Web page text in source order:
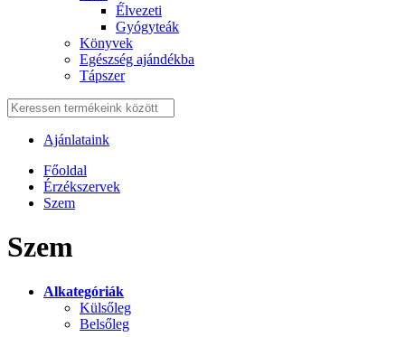
É́lvezeti
Gyógyteák
Könyvek
Egészség ajándékba
Tápszer
Ajánlataink
Főoldal
Érzékszervek
Szem
Szem
Alkategóriák
Külsőleg
Belsőleg